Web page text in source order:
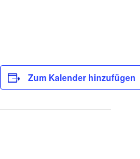
Zum Kalender hinzufügen